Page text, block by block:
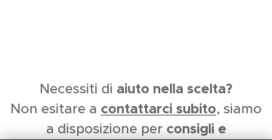
Necessiti di aiuto nella scelta?
Non esitare a contattarci subito, siamo
a disposizione per consigli e